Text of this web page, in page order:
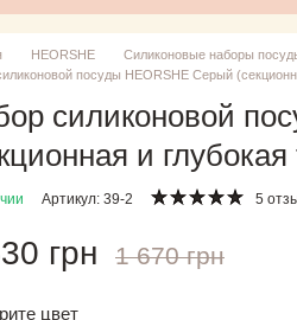
HEORSHE
Силиконовые наборы
посуды HEORSHE Серый
силиконовой
и
Артикул: 39-2 5
грн 1 670 грн
цвет